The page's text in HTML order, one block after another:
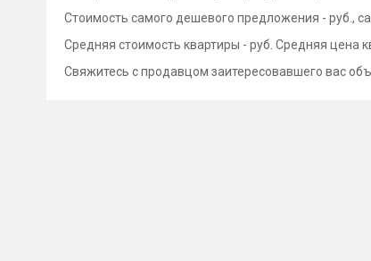
Стоимость самого дешевого предложения - руб.,
Средняя стоимость квартиры - руб. Средняя цена
Свяжитесь с продавцом заитересовавшего вас